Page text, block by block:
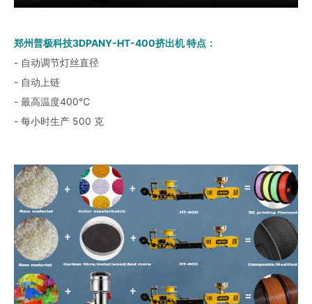
郑州普极科技3DPANY-HT-400挤出机 特点：
- 自动调节灯丝直径
- 自动上链
- 最高温度400℃
- 每小时生产 500 克